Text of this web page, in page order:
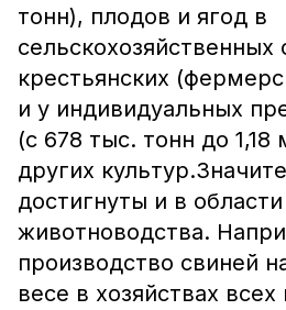
тонн), плодов и ягод в
сельскохозяйственных
крестьянских
и у индивидуальных
(с 678 тыс. тонн до 1,18
других
достигнуты и в области
животноводства.
производство свиней
весе в хозяйствах всех